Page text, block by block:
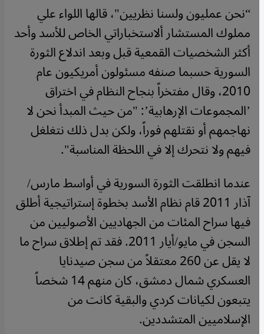
“نحن عمليون ولسنا نظريين"، قالها اللواء علي
مملوك المستشار ألاستخباراتي الخاص للأسد وأحد
أكثر الشخصيات القمعية قبل وبعد اندلاع الثورة
السورية حسبما صنفه مسئولون أمريكيون عام
2010، وقال مفتخراً بنجاح النظام في اختراق
’المجموعات الإرهابية’: "من حيث المبدأ نحن لا
نهاجمهم أو نقتلهم فوراً، ولكن بدل ذلك نتغلغل
فيهم ولا نتحرك إلا في اللحظة المناسبة".
عندما انطلقت الثورة السورية في أواسط مارس/
آذار 2011 قام نظام الأسد بخطوة إستراتيجية أطلق
فيها سراح المئات من الجهاديين الأصوليين من
السجن في مايو/أيار 2011. فقد تم إطلاق سراح ما
لا يقل عن 260 معتقلاً من سجن صيدنايا
العسكري شمال دمشق، كان منهم 14 شخصاً
يتبعون لكيانات كردي والبقية كانت من
الإسلاميين المتشددين.